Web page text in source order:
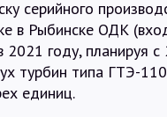
серийного
в Рыбинске ОДК
2021 году, планируя с
турбин типа ГТЭ-
единиц.